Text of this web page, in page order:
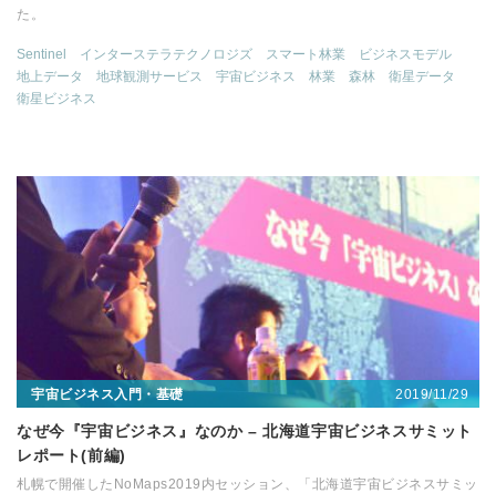
た。
Sentinel インターステラテクノロジズ スマート林業
ビジネスモデル
地上データ
地球観測サービス 宇宙ビジネス 林業 森林
衛星データ
衛星ビジネス
宇宙ビジネス入門・基礎 2019/11/29
なぜ今『宇宙ビジネス』なのか – 北海道宇宙ビジネスサミット
レポート(前編)
札幌で開催したNoMaps2019内セッション、「北海道宇宙ビジネスサミッ